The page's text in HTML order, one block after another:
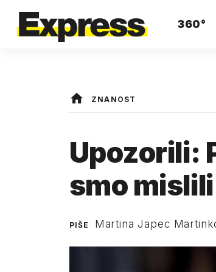
360°
ZNANOST
Upozorili:
smo
PIŠE Martina Japec